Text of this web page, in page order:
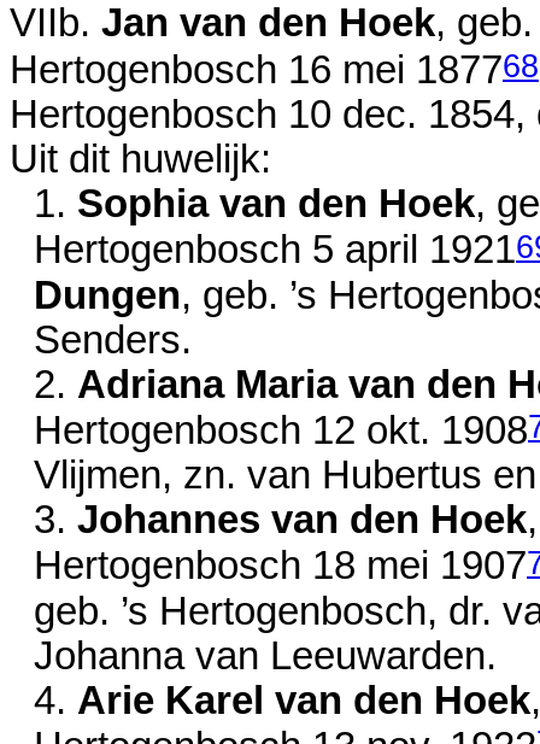
VIIb. Jan van den Hoek,
Hertogenbosch 16 mei 187768
Hertogenbosch 10 dec. 1854,
Uit dit huwelijk:
1. Sophia van den Hoek,
Hertogenbosch 5 april 1921
Dungen, geb. ’s
Senders.
2. Adriana Maria van den
Hertogenbosch 12 okt. 1908
Vlijmen, zn. van Hubertus
3. Johannes van den Hoek
Hertogenbosch 18 mei 1907
geb. ’s Hertogenbosch, dr.
Johanna van Leeuwarden.
4. Arie Karel van den Hoek